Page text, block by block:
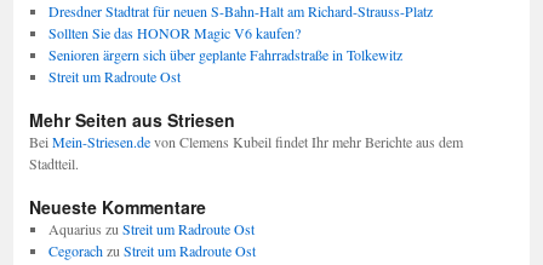
Dresdner Stadtrat für neuen S-Bahn-Halt am Richard-Strauss-Platz
Sollten Sie das HONOR Magic V6 kaufen?
Senioren ärgern sich über geplante Fahrradstraße in Tolkewitz
Streit um Radroute Ost
Mehr Seiten aus Striesen
Bei Mein-Striesen.devon Clemens Kubeil findet Ihr mehr Berichte aus dem
Stadtteil.
Neueste Kommentare
Aquarius zu Streit um Radroute Ost
Cegorachzu Streit um Radroute Ost